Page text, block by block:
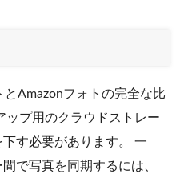
Amazonフォトの完全な比
ップ用のクラウドストレー
す必要があります。 一
で写真を同期するには、